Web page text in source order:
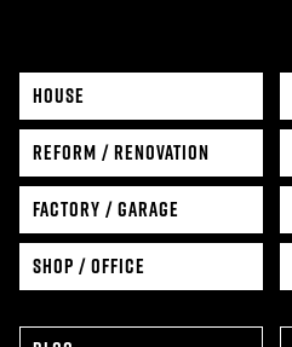
HOUSE
REFORM / RENOVATION
FACTORY / GARAGE
SHOP / OFFICE